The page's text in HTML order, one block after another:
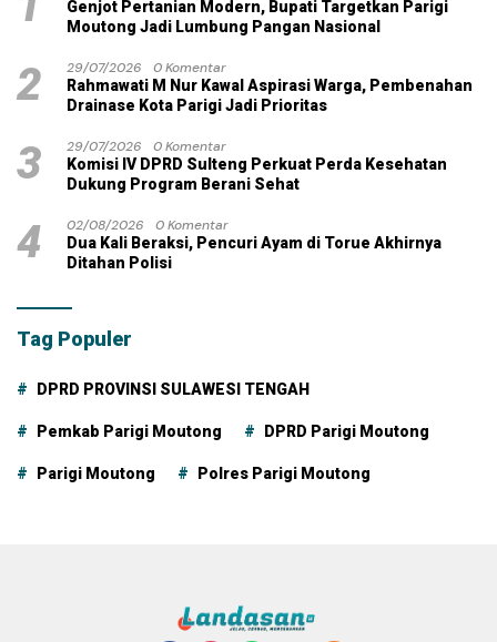
Genjot Pertanian Modern, Bupati Targetkan Parigi
Moutong Jadi Lumbung Pangan Nasional
2 29/07/2026
0 Komentar
Rahmawati M Nur Kawal Aspirasi Warga, Pembenahan
Drainase Kota Parigi Jadi Prioritas
3 29/07/2026
0 Komentar
Komisi IV DPRD Sulteng Perkuat Perda Kesehatan
Dukung Program Berani Sehat
4 02/08/2026
0 Komentar
Dua Kali Beraksi, Pencuri Ayam di Torue Akhirnya
Ditahan Polisi
Tag Populer
DPRD PROVINSI SULAWESI TENGAH
Pemkab Parigi Moutong DPRD Parigi Moutong
Parigi Moutong Polres Parigi Moutong